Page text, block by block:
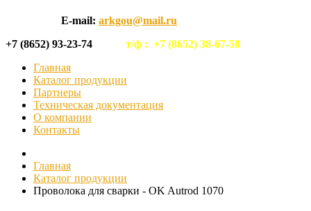
E-mail: arkgou@mail.ru
+7 (8652) 93-23-74 т/ф : +7 (8652) 38-67-58
Главная
Каталог продукции
Партнеры
Техническая документация
О компании
Контакты
Главная
Каталог продукции
Проволока для сварки - OK Autrod 1070